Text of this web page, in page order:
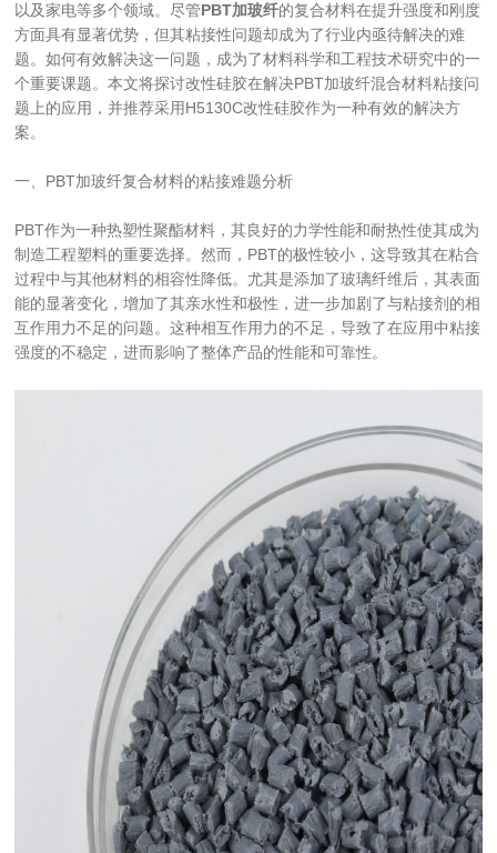
以及家电等多个领域。尽管PBT加玻纤的复合材料在提升强度和刚度
方面具有显著优势，但其粘接性问题却成为了行业内亟待解决的难
题。如何有效解决这一问题，成为了材料科学和工程技术研究中的一
个重要课题。本文将探讨改性硅胶在解决PBT加玻纤混合材料粘接问
题上的应用，并推荐采用H5130C改性硅胶作为一种有效的解决方
案。
一、PBT加玻纤复合材料的粘接难题分析
PBT作为一种热塑性聚酯材料，其良好的力学性能和耐热性使其成为
制造工程塑料的重要选择。然而，PBT的极性较小，这导致其在粘合
过程中与其他材料的相容性降低。尤其是添加了玻璃纤维后，其表面
能的显著变化，增加了其亲水性和极性，进一步加剧了与粘接剂的相
互作用力不足的问题。这种相互作用力的不足，导致了在应用中粘接
强度的不稳定，进而影响了整体产品的性能和可靠性。